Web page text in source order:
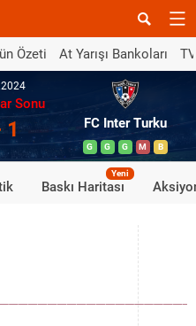
Özeti At Yarışı Bankoları
Sonu
1 FC Inter Turku
G G G M B
Baskı Haritası
Yeni